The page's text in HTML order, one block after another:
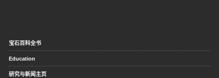
宝石百科全书
Education
研究与新闻主页